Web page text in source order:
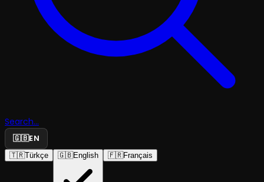
Search...
🇬🇧EN
🇹🇷Türkçe 🇬🇧English 🇫🇷Français